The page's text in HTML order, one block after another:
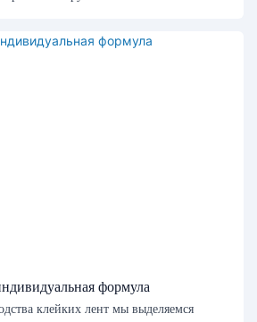
формула
клейких лент мы выделяемся